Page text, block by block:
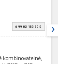
6 99 02 180 60 0
kombinovatelné,
›